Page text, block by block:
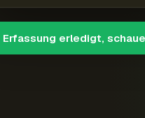
Erfassung erledigt,